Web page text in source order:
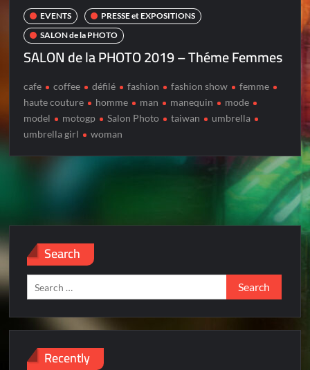
EVENTS
PRESSE et EXPOSITIONS
SALON de la PHOTO
SALON de la PHOTO 2019 – Théme Femmes
cafe coffee défilé fashion fashion show
femme
haute couture
homme man manequin
mode
model
motogp Salon Photo taiwan
umbrella
umbrella girl
woman
Search
Search
for:
Recently